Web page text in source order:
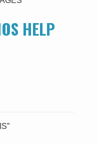
HELP